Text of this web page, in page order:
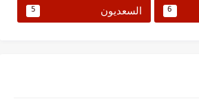
6 السعديون 5